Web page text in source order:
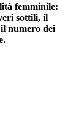
femminile:
sottili, il
numero dei
.